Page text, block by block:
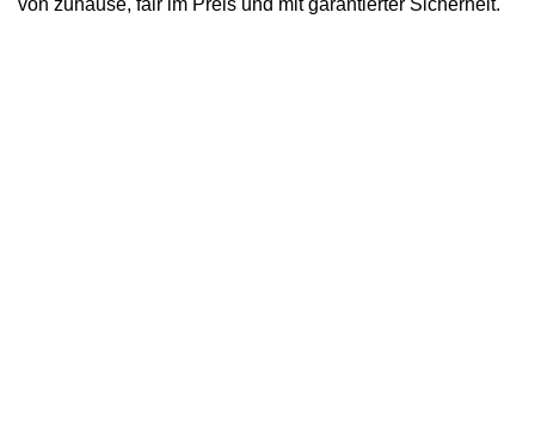
von zuhause, fair im Preis und mit garantierter Sicherheit.